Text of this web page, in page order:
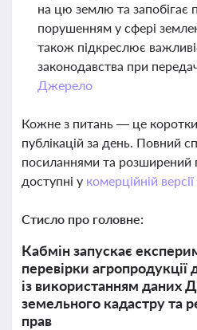
на цю землю та запобігає
порушенням у сфері
також підкреслює
законодавства при
Джерело
Кожне з питань — це
публікацій за день. Повний
посиланнями та розширений
доступні у комерційній
Стисло про головне:
Кабмін запускає
перевірки
із використанням даних
земельного кадастру та
прав